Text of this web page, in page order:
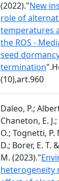
(2022)."New
role of
temperatures
the ROS -
seed
termination
(10),art.960
Daleo, P.;
Chaneton, E.
O.; Tognetti, P.
D.; Borer, E. T.
M. (2023)."
heterogeneity